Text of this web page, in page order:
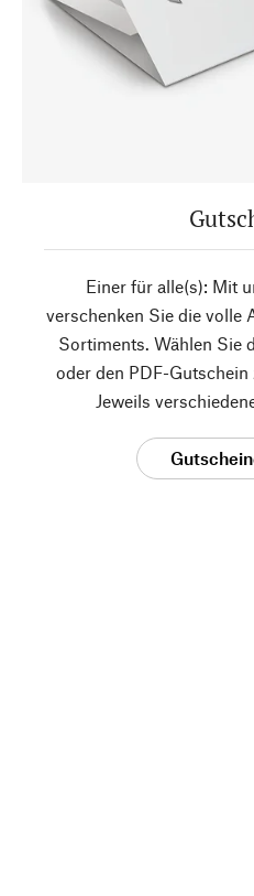
Einer für alle(s): Mit
verschenken Sie die volle
Sortiments. Wählen Sie
oder den PDF-
Jeweils